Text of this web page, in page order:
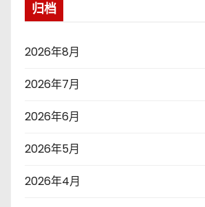
归档
2026年8月
2026年7月
2026年6月
2026年5月
2026年4月